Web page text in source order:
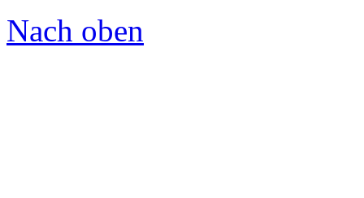
Nach oben